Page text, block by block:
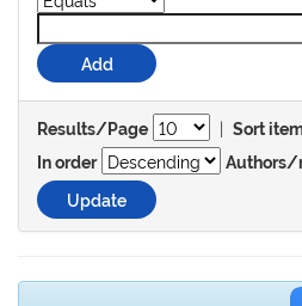
Results/Page | Sort
In order
Authors/